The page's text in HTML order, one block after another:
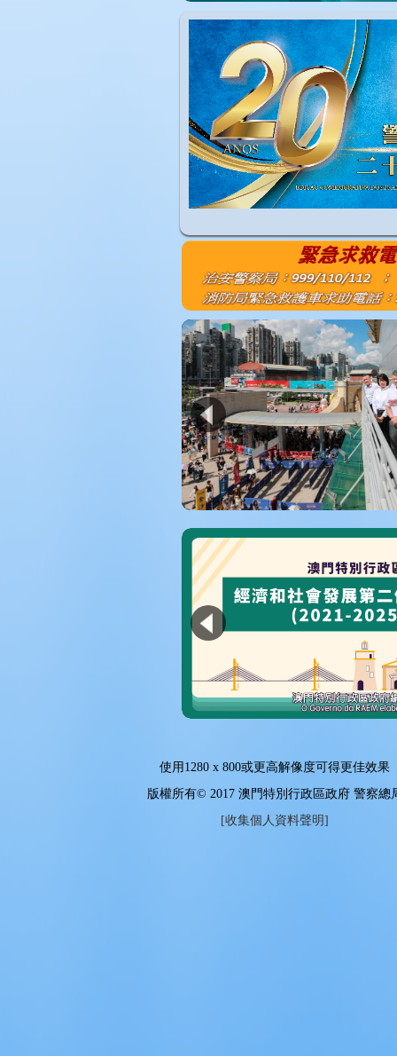
使用 1280 x 800或更高解像度可得更佳效果
版權所有© 2017 澳門特別行政區政府 警察總
[收集個人資料聲明]